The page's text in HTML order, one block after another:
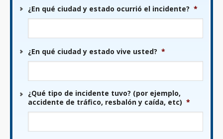
barra
DD
¿En qué ciudad y estado ocurrió el incidente? *
¿En qué ciudad y estado vive usted? *
¿Qué tipo de incidente tuvo? (por ejemplo,
accidente de tráfico, resbalón y caída, etc) *